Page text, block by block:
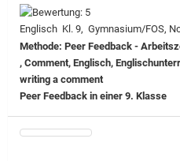
Englisch Kl. 9, Gymnasium/FOS,
Methode: Peer Feedback -
, Comment, Englisch,
writing a comment
Peer Feedback in einer 9. Klasse